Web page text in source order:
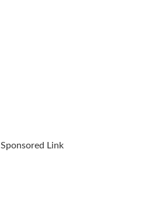
Sponsored Link